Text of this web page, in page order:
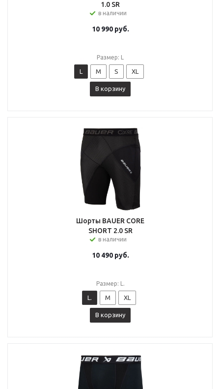
1.0 SR
в наличии
10 990руб.
Размер: L
L M S XL
В корзину
Шорты BAUER CORE
SHORT 2.0 SR
в наличии
10 490руб.
Размер: L.
L. M XL
В корзину